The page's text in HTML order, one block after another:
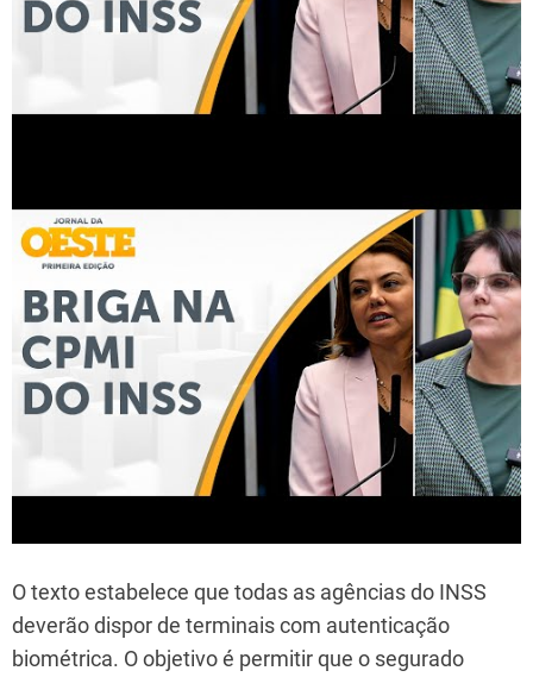
O texto estabelece que todas as agências do INSS
deverão dispor de terminais com autenticação
biométrica. O objetivo é permitir que o segurado